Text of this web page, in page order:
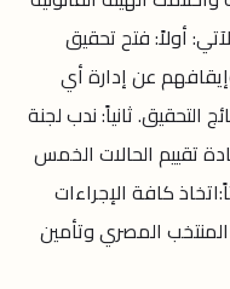
أولاً: فتح تحقيق
عن إدارة أي
التحقيق. ثانياً: ندب لجنة
تقييم الحالات الخمس
كافة الإجراءات
المنتخب المصري وتأمين